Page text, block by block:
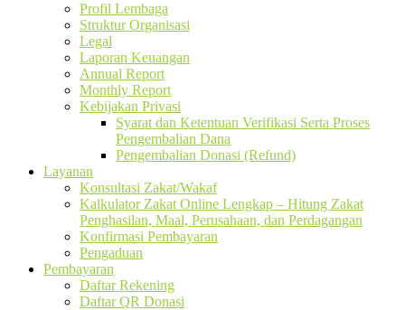
Profil Lembaga
Struktur Organisasi
Legal
Laporan Keuangan
Annual Report
Monthly Report
Kebijakan Privasi
Syarat dan Ketentuan Verifikasi Serta Proses
Pengembalian Dana
Pengembalian Donasi (Refund)
Layanan
Konsultasi Zakat/Wakaf
Kalkulator Zakat Online Lengkap – Hitung Zakat
Penghasilan, Maal, Perusahaan, dan Perdagangan
Konfirmasi Pembayaran
Pengaduan
Pembayaran
Daftar Rekening
Daftar QR Donasi